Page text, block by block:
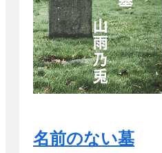
名前のない墓